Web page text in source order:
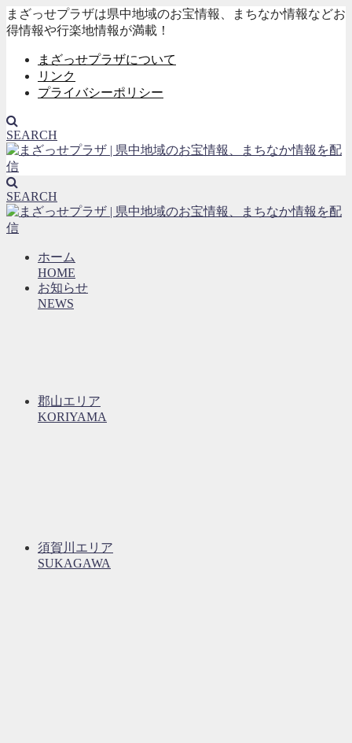
まざっせプラザは県中地域のお宝情報、まちなか情報などお
得情報や行楽地情報が満載！
まざっせプラザについて
リンク
プライバシーポリシー
SEARCH
SEARCH
ホーム
HOME
お知らせ
NEWS
郡山エリア
KORIYAMA
須賀川エリア
SUKAGAWA